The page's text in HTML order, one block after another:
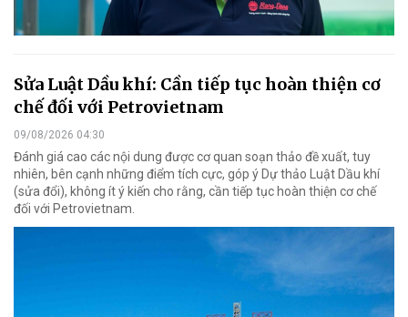
Sửa Luật Dầu khí: Cần tiếp tục hoàn thiện cơ
chế đối với Petrovietnam
09/08/2026 04:30
Đánh giá cao các nội dung được cơ quan soạn thảo đề xuất, tuy
nhiên, bên cạnh những điểm tích cực, góp ý Dự thảo Luật Dầu khí
(sửa đổi), không ít ý kiến cho rằng, cần tiếp tục hoàn thiện cơ chế
đối với Petrovietnam.